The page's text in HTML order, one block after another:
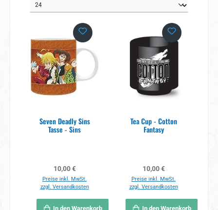
Seven Deadly Sins
Tasse - Sins
Regulärer Preis:
10,00 €
Preise inkl. MwSt.
zzgl. Versandkosten
In den Warenkorb
Tea Cup - Cotton
Fantasy
Regulärer Preis:
10,00 €
Preise inkl. MwSt.
zzgl. Versandkosten
In den Warenkorb